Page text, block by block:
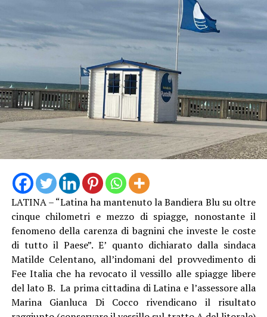
«Con questo provvedimento la Provincia interviene in
maniera concreta per risolvere una criticità che
interessa un’area di grande valore ambientale e
strategico per il nostro territorio. La tutela
dell’ambiente, la sicurezza della navigazione e la
valorizzazione delle nostre risorse naturali
rappresentano priorità che guidano costantemente
l’azione dell’Amministrazione provinciale», sottolinea il
Presidente della Provincia. Soddisfazione viene espressa
anche dal consigliere provinciale Nicolò Graziano, che
stanziamento – dice – conferma l’attenzione della
Provincia verso uno dei corsi d’acqua più importanti del
nostro territorio. Il Garigliano rappresenta una risorsa
ambientale, economica e turistica di assoluto rilievo,
frequentata ogni anno da numerosi diportisti e
appassionati della nautica provenienti anche dalle vicine
province di Caserta e Frosinone.
LATINA – “Latina ha mantenuto la Bandiera Blu su oltre
cinque chilometri e mezzo di spiagge, nonostante il
fenomeno della carenza di bagnini che investe le coste
di tutto il Paese”. E’ quanto dichiarato dalla sindaca
Matilde Celentano, all’indomani del provvedimento di
Fee Italia che ha revocato il vessillo alle spiagge libere
del lato B. La prima cittadina di Latina e l’assessore alla
Marina Gianluca Di Cocco rivendicano il risultato